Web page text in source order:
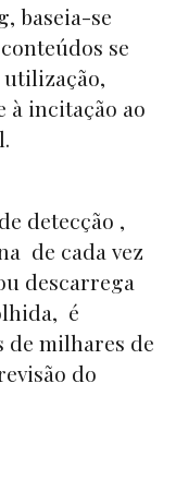
baseia-se
se
utilização,
à incitação ao
detecção ,
de cada vez
descarrega
é
de milhares de
do